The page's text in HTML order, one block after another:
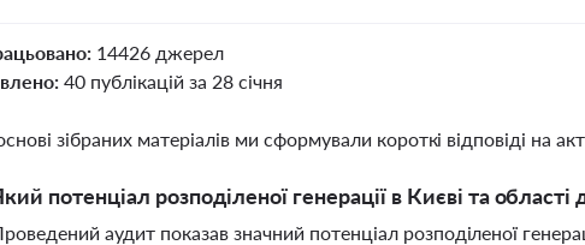
14426 джерел
40 публікацій за 28 січня
зібраних матеріалів ми сформували короткі відповіді на
потенціал розподіленої генерації в Києві та області
аудит показав значний потенціал розподіленої